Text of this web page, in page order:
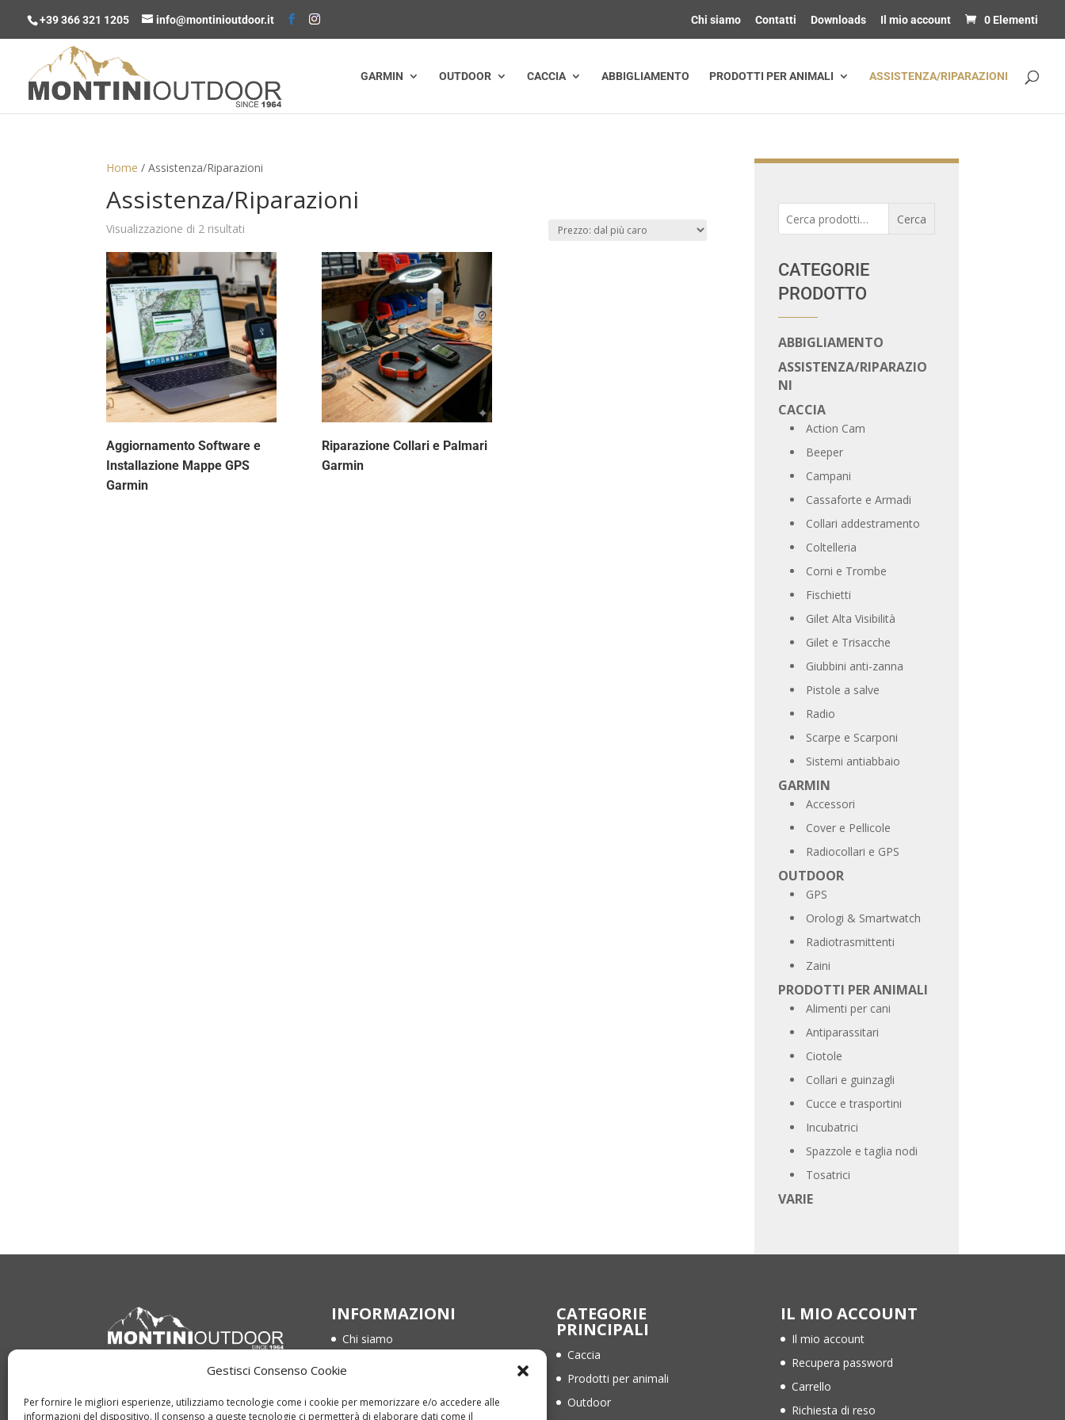
Gestisci Consenso Cookie
Per fornire le migliori esperienze, utilizziamo tecnologie come i cookie per memorizzare e/o accedere alle
informazioni del dispositivo. Il consenso a queste tecnologie ci permetterà di elaborare dati come il
+39 366 321 1205 info@montinioutdoor.it Chi siamo Contatti Downloads Il mio account 0 Elementi
GARMIN OUTDOOR CACCIA ABBIGLIAMENTO PRODOTTI PER ANIMALI ASSISTENZA/RIPARAZIONI
Home / Assistenza/Riparazioni
Assistenza/Riparazioni
Visualizzazione di 2 risultati
più
caro
Aggiornamento Software e
Installazione Mappe GPS
Garmin
Riparazione Collari e Palmari
Garmin
Cerca
CATEGORIE
PRODOTTO
ABBIGLIAMENTO
ASSISTENZA/RIPARAZIO
NI
CACCIA
Action Cam
Beeper
Campani
Cassaforte e Armadi
Collari addestramento
Coltelleria
Corni e Trombe
Fischietti
Gilet Alta Visibilità
Gilet e Trisacche
Giubbini anti-zanna
Pistole a salve
Radio
Scarpe e Scarponi
Sistemi antiabbaio
GARMIN
Accessori
Cover e Pellicole
Radiocollari e GPS
OUTDOOR
GPS
Orologi & Smartwatch
Radiotrasmittenti
Zaini
PRODOTTI PER ANIMALI
Alimenti per cani
Antiparassitari
Ciotole
Collari e guinzagli
Cucce e trasportini
Incubatrici
Spazzole e taglia nodi
Tosatrici
VARIE
64021 Giulianova (TE)
INFORMAZIONI
Chi siamo
Privacy Policy
CATEGORIE
PRINCIPALI
Caccia
Prodotti per animali
Outdoor
IL MIO ACCOUNT
Il mio account
Recupera password
Carrello
Richiesta di reso